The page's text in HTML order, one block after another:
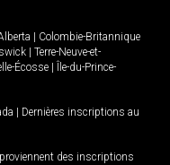
Colombie-Britannique
Terre-Neuve-et-
Écosse
Île-du-Prince-
Dernières inscriptions au
des inscriptions